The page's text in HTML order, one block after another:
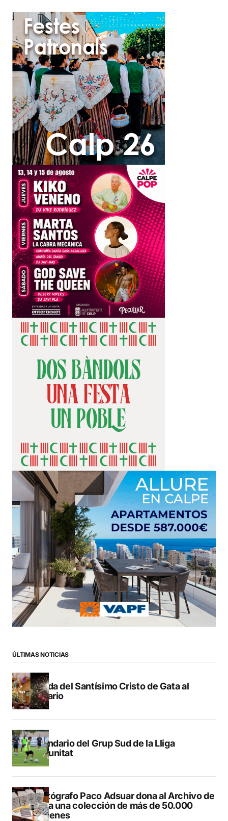
ÚLTIMAS NOTICIAS
Subida del Santísimo Cristo de Gata al
Calvario
Calendario del Grup Sud de la Lliga
Comunitat
El fotógrafo Paco Adsuar dona al Archivo de
Dénia una colección de más de 50.000
imágenes